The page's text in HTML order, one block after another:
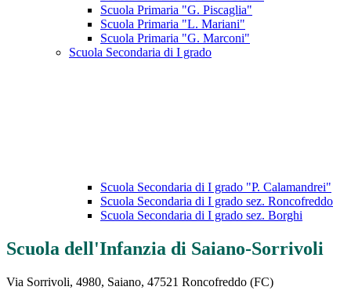
Scuola Primaria "G. Piscaglia"
Scuola Primaria "L. Mariani"
Scuola Primaria "G. Marconi"
Scuola Secondaria di I grado
Scuola Secondaria di I grado "P. Calamandrei"
Scuola Secondaria di I grado sez. Roncofreddo
Scuola Secondaria di I grado sez. Borghi
Scuola dell'Infanzia di Saiano-Sorrivoli
Via Sorrivoli, 4980, Saiano, 47521 Roncofreddo (FC)